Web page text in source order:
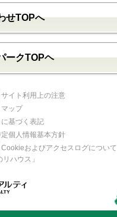
せTOPへ
ークTOPヘ
サイト利用上の注意
ップ
基づく表記
個人情報基本方針
Cookieおよびアクセスログについて
リハウス」